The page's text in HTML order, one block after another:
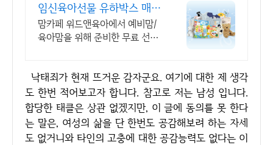
임신육아선물 유하박스 매월
300명 추첨
맘카페 위드앤육아에서 예비맘/
육아맘을 위해 준비한 무료 선물
낙태죄가 현재 뜨거운 감자군요. 여기에 대한 제 생각
도 한번 적어보고자 합니다. 참고로 저는 남성 입니다.
합당한 태클은 상관 없겠지만, 이 글에 동의를 못 한다
는 말은, 여성의 삶을 단 한번도 공감해보려 하는 자세
도 없거니와 타인의 고충에 대한 공감능력도 없다는 이